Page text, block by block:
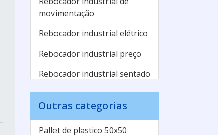
movimentação
Rebocador industrial elétrico
Rebocador industrial preço
Rebocador industrial sentado
Rebocador logística
Rebocadores elétricos a
venda
Outras categorias
Pallet de plastico 50x50